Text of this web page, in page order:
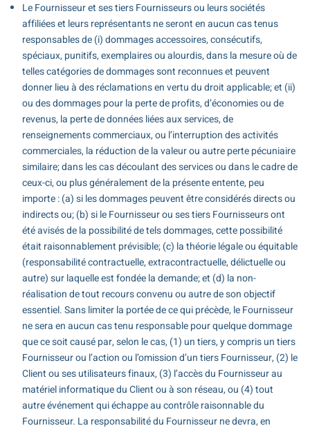
Le Fournisseur et ses tiers Fournisseurs ou leurs sociétés
affiliées et leurs représentants ne seront en aucun cas tenus
responsables de (i) dommages accessoires, consécutifs,
spéciaux, punitifs, exemplaires ou alourdis, dans la mesure où de
telles catégories de dommages sont reconnues et peuvent
donner lieu à des réclamations en vertu du droit applicable; et (ii)
ou des dommages pour la perte de profits, d’économies ou de
revenus, la perte de données liées aux services, de
renseignements commerciaux, ou l’interruption des activités
commerciales, la réduction de la valeur ou autre perte pécuniaire
similaire; dans les cas découlant des services ou dans le cadre de
ceux-ci, ou plus généralement de la présente entente, peu
importe : (a) si les dommages peuvent être considérés directs ou
indirects ou; (b) si le Fournisseur ou ses tiers Fournisseurs ont
été avisés de la possibilité de tels dommages, cette possibilité
était raisonnablement prévisible; (c) la théorie légale ou équitable
(responsabilité contractuelle, extracontractuelle, délictuelle ou
autre) sur laquelle est fondée la demande; et (d) la non-
réalisation de tout recours convenu ou autre de son objectif
essentiel. Sans limiter la portée de ce qui précède, le Fournisseur
ne sera en aucun cas tenu responsable pour quelque dommage
que ce soit causé par, selon le cas, (1) un tiers, y compris un tiers
Fournisseur ou l’action ou l’omission d’un tiers Fournisseur, (2) le
Client ou ses utilisateurs finaux, (3) l’accès du Fournisseur au
matériel informatique du Client ou à son réseau, ou (4) tout
autre événement qui échappe au contrôle raisonnable du
Fournisseur. La responsabilité du Fournisseur ne devra, en